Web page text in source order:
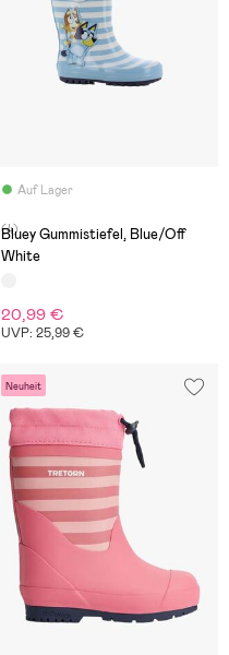
Auf Lager
(4)
Bluey Gummistiefel, Blue/Off
White
20,99 €
UVP: 25,99 €
Neuheit